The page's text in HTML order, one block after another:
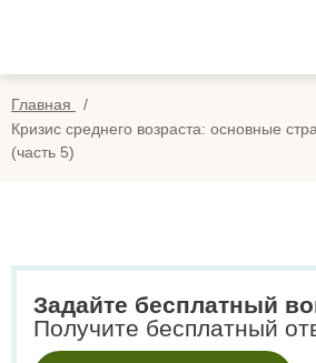
Главная
Кризис среднего возраста: основные
(часть 5)
Задайте бесплатный
Получите бесплатный